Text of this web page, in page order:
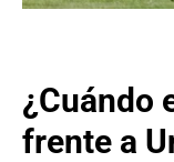
¿Cuándo
frente a